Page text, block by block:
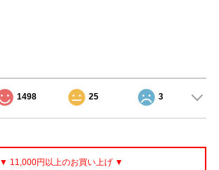
1498 25 3
▼ 11,000円以上のお買い上げ ▼